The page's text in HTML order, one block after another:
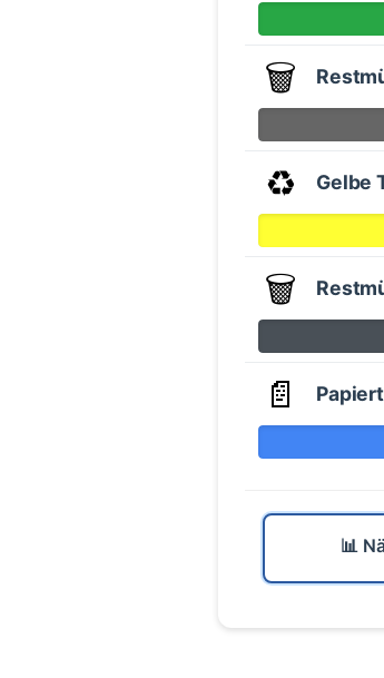
🗑️
♻️ Gelbe
🗑️
📄
📊